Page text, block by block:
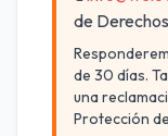
de
de 30 días.
una
Protección